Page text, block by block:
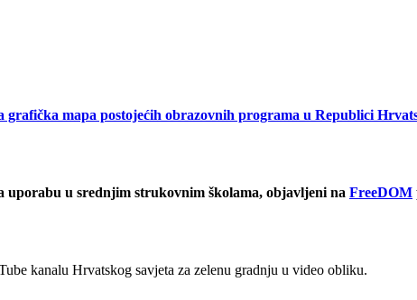
mapa postojećih obrazovnih programa u Republici
uporabu u srednjim strukovnim školama, objavljeni na FreeDOM
kanalu Hrvatskog savjeta za zelenu gradnju u video obliku.